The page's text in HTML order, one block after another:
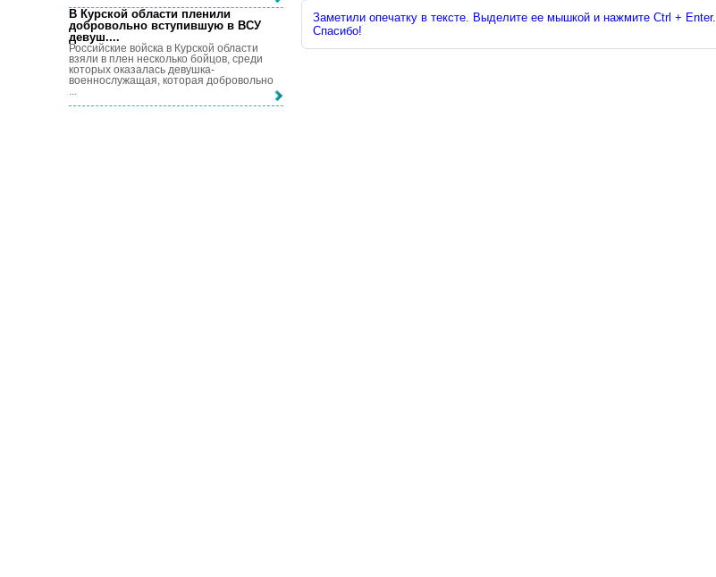
Заметили опечатку в тексте. Выделите ее мышкой и нажмите Ctrl + Enter.
Спасибо!
В Курской области пленили
добровольно вступившую в ВСУ
девуш....
Российские войска в Курской области
взяли в плен несколько бойцов, среди
которых оказалась девушка-
военнослужащая, которая добровольно
...